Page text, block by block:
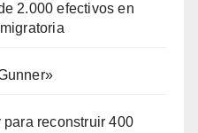
2.000 efectivos en
reconstruir 400